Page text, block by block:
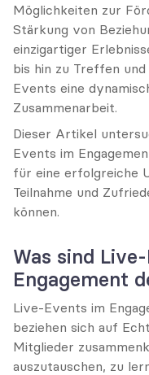
Möglichkeiten zur
Stärkung von
einzigartiger
bis hin zu Treffen
Events eine
Zusammenarbeit.
Dieser Artikel
Events im
für eine erfolgreiche
Teilnahme und
können.
Was sind
Engagement
Live-Events im
beziehen sich auf
Mitglieder
auszutauschen, zu